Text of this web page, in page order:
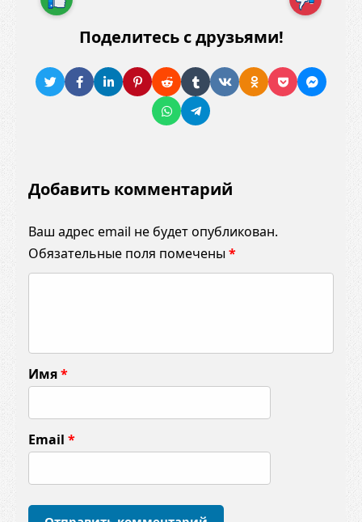
Поделитесь с друзьями!
Добавить комментарий
Ваш адрес email не будет опубликован.
Обязательные поля помечены *
м
е
т
а
р
и
Имя*
Email *